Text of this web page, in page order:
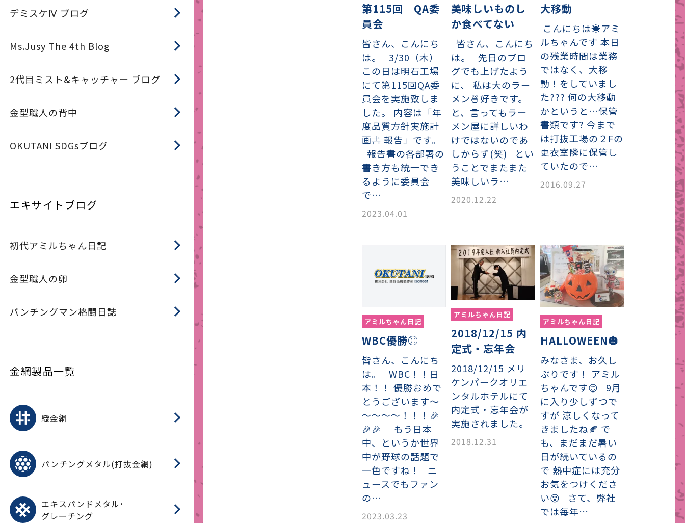
デミスケⅣ ブログ
Ms.Jusy The 4th Blog
2代目ミスト&キャッチャー ブログ
金型職人の背中
OKUTANI SDGsブログ
エキサイトブログ
初代アミルちゃん日記
金型職人の卵
パンチングマン格闘日誌
金網製品一覧
織金網
パンチングメタル(打抜金網)
エキスパンドメタル･
グレーチング
第115回 QA委
員会
皆さん、こんにち
は。 3/30（木）
この日は明石工場
にて第115回QA委
員会を実施致しま
した。 内容は「年
度品質方針実施計
画書 報告」です。
報告書の各部署の
書き方も統一でき
るように委員会
で…
2023.04.01
美味しいものし
か食べてない
皆さん、こんにち
は。 先日のブロ
グでも上げたよう
に、 私は大のラー
メン🍜好きです。
と、言ってもラー
メン屋に詳しいわ
けではないのであ
しからず(笑) とい
うことでまたまた
美味しいラ…
2020.12.22
大移動
こんにちは☀アミ
ルちゃんです 本日
の残業時間は業務
ではなく、大移
動！をしていまし
た??? 何の大移動
かというと…保管
書類です? 今まで
は打抜工場の２Fの
更衣室隣に保管し
ていたので…
2016.09.27
アミルちゃん日記
WBC優勝⚾
皆さん、こんにち
は。 WBC！！日
本！！ 優勝おめで
とうございます～
～～～～！！！🎉
🎉🎉 もう日本
中、というか世界
中が野球の話題で
一色ですね！ ニ
ュースでもファン
の…
2023.03.23
アミルちゃん日記
2018/12/15 内
定式・忘年会
2018/12/15 メリ
ケンパークオリエ
ンタルホテルにて
内定式・忘年会が
実施されました。
2018.12.31
アミルちゃん日記
HALLOWEEN🎃
みなさま、お久し
ぶりです！ アミル
ちゃんです😊 9月
に入り少しずつで
すが 涼しくなって
きましたね🍂 で
も、まだまだ暑い
日が続いているの
で 熱中症には充分
お気をつけくださ
い😵 さて、弊社
では毎年…